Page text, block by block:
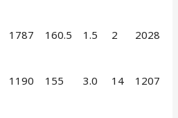
1787 160.5 1.5 2 2028
1190 155 3.0 14 1207